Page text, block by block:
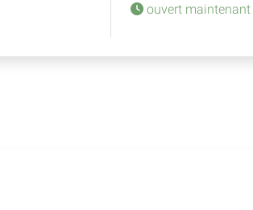
ouvert maintenant